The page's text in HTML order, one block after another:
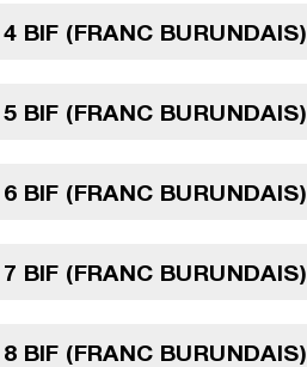
4 BIF (FRANC BURUNDAIS)
5 BIF (FRANC BURUNDAIS)
6 BIF (FRANC BURUNDAIS)
7 BIF (FRANC BURUNDAIS)
8 BIF (FRANC BURUNDAIS)